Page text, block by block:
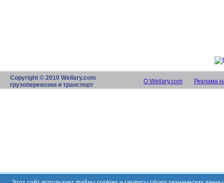
Copyright © 2010 Wellary.com
грузоперевозки и транспорт
О Wellary.com Реклама